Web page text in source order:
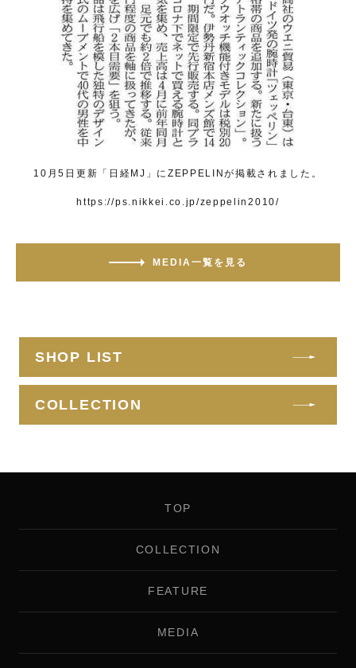
10月5日更新「日経MJ」にZEPPELINが掲載されました。
https://ps.nikkei.co.jp/zeppelin2010/
MEDIA一覧を見る
SHOP LIST
COLLECTION
TOP
COLLECTION
FEATURE
MEDIA